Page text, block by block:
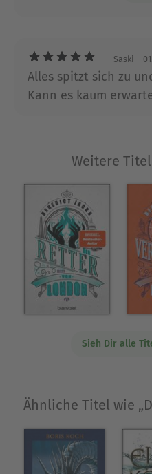
Saski –
Alles spitzt sich zu
Kann es kaum
Weitere
Sieh Dir alle
Ähnliche Titel wie